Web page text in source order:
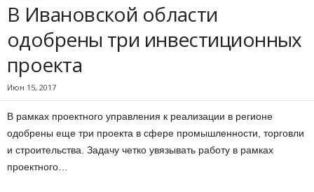
В Ивановской области
одобрены три инвестиционных
проекта
Июн 15, 2017
В рамках проектного управления к реализации в регионе
одобрены еще три проекта в сфере промышленности, торговли
и строительства. Задачу четко увязывать работу в рамках
проектного…